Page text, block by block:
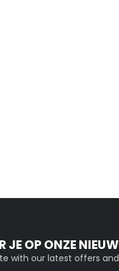
JE OP ONZE
with our latest offers